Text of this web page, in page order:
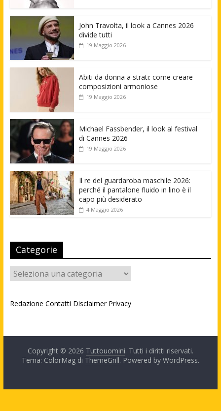
John Travolta, il look a Cannes 2026
divide tutti
19 Maggio 2026
Abiti da donna a strati: come creare
composizioni armoniose
19 Maggio 2026
Michael Fassbender, il look al festival
di Cannes 2026
19 Maggio 2026
Il re del guardaroba maschile 2026:
perché il pantalone fluido in lino è il
capo più desiderato
4 Maggio 2026
Categorie
Categorie
Redazione Contatti Disclaimer Privacy
Copyright © 2026 Tuttouomini. Tutti i diritti riservati.
Tema: ColorMag di ThemeGrill. Powered by WordPress.